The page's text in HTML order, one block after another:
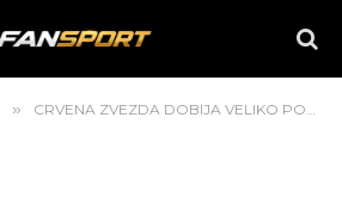
» CRVENA ZVEZDA DOBIJA VELIKO POJAČANJE? Ajzea Kenan u ulozi sportskog direktora!